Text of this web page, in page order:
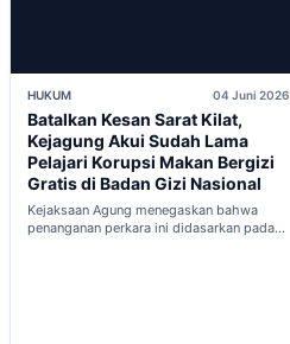
HUKUM 04 Juni 2026
Batalkan Kesan Sarat Kilat,
Kejagung Akui Sudah Lama
Pelajari Korupsi Makan Bergizi
Gratis di Badan Gizi Nasional
Kejaksaan Agung menegaskan bahwa
penanganan perkara ini didasarkan pada